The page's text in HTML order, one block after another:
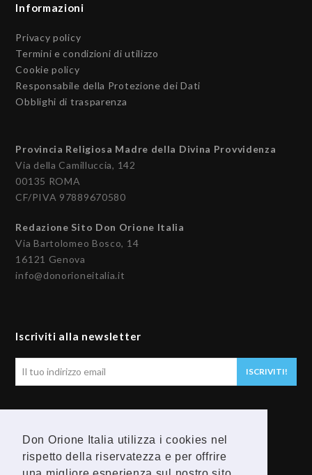
Don Orione Italia utilizza i cookies nel
rispetto della riservatezza e per offrire
Informazioni
Privacy policy
Termini e condizioni di utilizzo
Cookie policy
Responsabile della Protezione dei Dati
Obblighi di trasparenza
Provincia Religiosa Madre della Divina Provvidenza
Via della Camilluccia, 142
00135 ROMA
CF/PIVA 97889670580
Redazione Sito Don Orione Italia
Via Bartolomeo Bosco, 14
16121 Genova
info@donorioneitalia.it
Iscriviti alla newsletter
ISCRIVITI!
F
Y